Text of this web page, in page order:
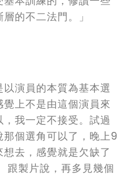
的不二法門。」
以演員的本質為基本選
上不是由這個演員來
我一定不接受。試過
個選角可以了，晚上9
去，感覺就是欠缺了
跟製片說，再多見幾個